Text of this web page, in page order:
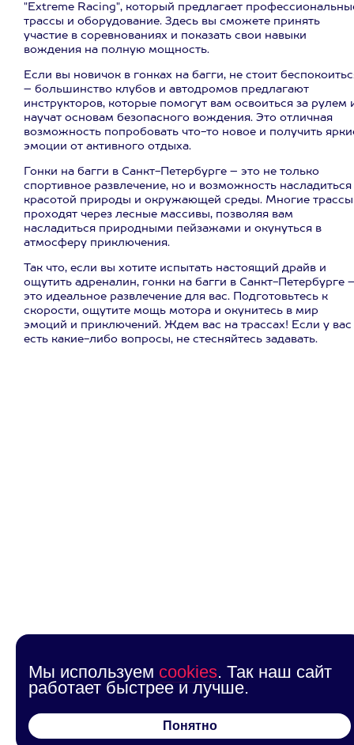
"Extreme Racing", который предлагает
трассы и оборудование. Здесь вы сможете принять
участие в соревнованиях и показать свои навыки
вождения на полную мощность.
Если вы новичок в гонках на багги, не стоит
– большинство клубов и автодромов предлагают
инструкторов, которые помогут вам освоиться за рулем
научат основам безопасного вождения. Это отличная
возможность попробовать что-то новое и получить
эмоции от активного отдыха.
Гонки на багги в Санкт-Петербурге – это не только
спортивное развлечение, но и возможность насладиться
красотой природы и окружающей среды. Многие трассы
проходят через лесные массивы, позволяя вам
насладиться природными пейзажами и окунуться в
атмосферу приключения.
Так что, если вы хотите испытать настоящий драйв и
ощутить адреналин, гонки на багги в Санкт-Петербурге
это идеальное развлечение для вас. Подготовьтесь к
скорости, ощутите мощь мотора и окунитесь в мир
эмоций и приключений. Ждем вас на трассах! Если у вас
есть какие-либо вопросы, не стесняйтесь задавать.
Мы используем cookies. Так наш сайт
работает быстрее и лучше.
Понятно